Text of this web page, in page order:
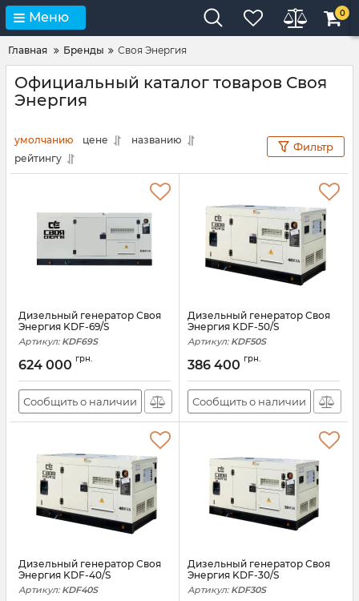
Меню 0
Главная Бренды Своя Энергия
Официальный каталог товаров Своя
Энергия
умолчанию цене
названию
рейтингу
Фильтр
Дизельный генератор Своя
Энергия KDF-69/S
Артикул: KDF69S
624 000 грн.
Сообщить о наличии
Дизельный генератор Своя
Энергия KDF-50/S
Артикул: KDF50S
386 400 грн.
Сообщить о наличии
Дизельный генератор Своя
Энергия KDF-40/S
Артикул: KDF40S
Дизельный генератор Своя
Энергия KDF-30/S
Артикул: KDF30S